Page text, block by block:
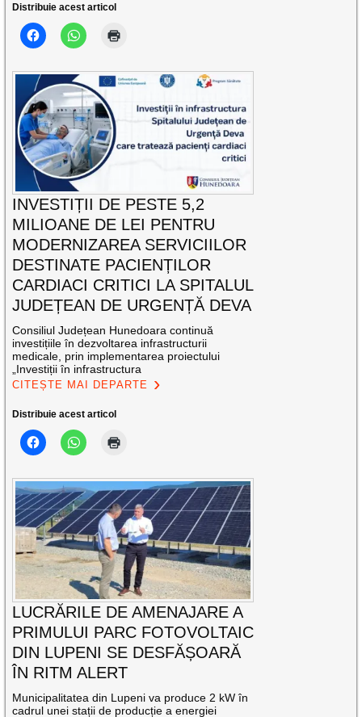
Distribuie acest articol
INVESTIȚII DE PESTE 5,2
MILIOANE DE LEI PENTRU
MODERNIZAREA SERVICIILOR
DESTINATE PACIENȚILOR
CARDIACI CRITICI LA SPITALUL
JUDEȚEAN DE URGENȚĂ DEVA
Consiliul Județean Hunedoara continuă
investițiile în dezvoltarea infrastructurii
medicale, prin implementarea proiectului
„Investiții în infrastructura
CITEȘTE MAI DEPARTE
Distribuie acest articol
LUCRĂRILE DE AMENAJARE A
PRIMULUI PARC FOTOVOLTAIC
DIN LUPENI SE DESFĂȘOARĂ
ÎN RITM ALERT
Municipalitatea din Lupeni va produce 2 kW în
cadrul unei stații de producție a energiei